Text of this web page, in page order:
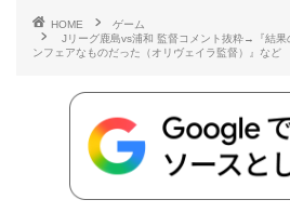
o e a o
e
HOME
ゲーム
Jリーグ鹿島vs浦和 監督コメント抜粋→『結果
ンフェアなものだった（オリヴェイラ監督）』など